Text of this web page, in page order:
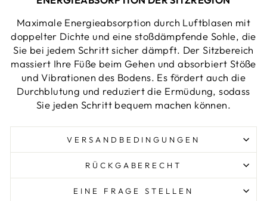
Maximale Energieabsorption durch Luftblasen mit
doppelter Dichte und eine stoßdämpfende Sohle, die
Sie bei jedem Schritt sicher dämpft. Der Sitzbereich
massiert Ihre Füße beim Gehen und absorbiert Stöße
und Vibrationen des Bodens. Es fördert auch die
Durchblutung und reduziert die Ermüdung, sodass
Sie jeden Schritt bequem machen können.
VERSANDBEDINGUNGEN
RÜCKGABERECHT
EINE FRAGE STELLEN